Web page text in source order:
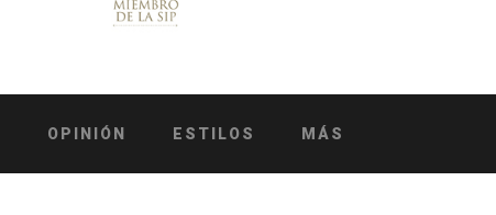
OPINIÓN ESTILOS MÁS